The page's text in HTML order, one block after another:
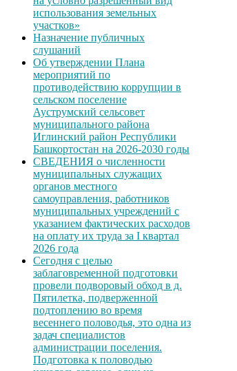
использования земельных
участков»
Назначение публичных
слушаний
Об утверждении Плана
мероприятий по
противодействию коррупции в
сельском поселение
Ауструмский сельсовет
муниципального района
Иглинский район Республики
Башкортостан на 2026-2030 годы
СВЕДЕНИЯ о численности
муниципальных служащих
органов местного
самоуправления, работников
муниципальных учреждений с
указанием фактических расходов
на оплату их труда за I квартал
2026 года
Сегодня с целью
заблаговременной подготовки
провели подворовый обход в д.
Пятилетка, подверженной
подтоплению во время
весеннего половодья, это одна из
задач специалистов
администрации поселения.
Подготовка к половодью